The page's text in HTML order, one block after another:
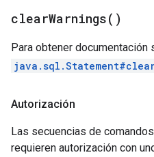
clearWarnings( )
Para obtener
Autorización
Las secuencias de
requieren autorización con